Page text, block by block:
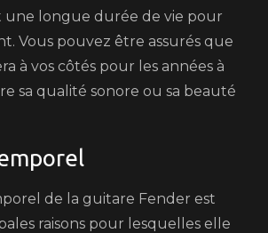
une longue durée de vie pour
Vous pouvez être assurés que
à vos côtés pour les années à
sa qualité sonore ou sa beauté
de la guitare Fender est
raisons pour lesquelles elle